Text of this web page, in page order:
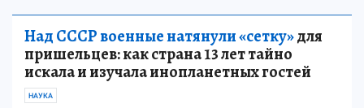
Над СССР военные натянули «сетку»для
пришельцев: как страна 13 лет тайно
искала и изучала инопланетных гостей
НАУКА